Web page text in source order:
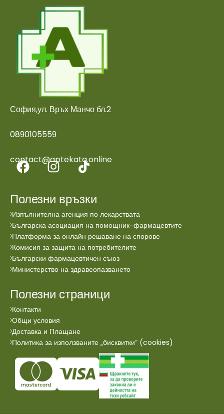
София,ул. Връх Манчо бл.2
0890105559
contact@aptekata.online
Полезни връзки
Изпълнителна агенция по лекарствата
Българска асоциация на помощник-фармацевтите
Платформа за онлайн решаване на спорове
Комисия за защита на потребителите
Български фармацевтичен съюз
Министерство на здравеопазването
Полезни страници
Контакти
Общи условия
Доставка и Плащане
Политика за използваните „бисквитки“ (cookies)